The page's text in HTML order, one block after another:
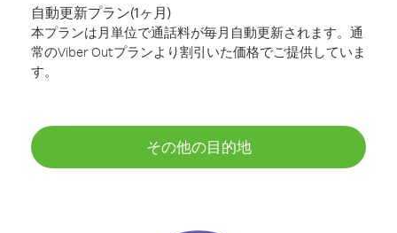
自動更新プラン(1ヶ月)
本プランは月単位で通話料が毎月自動更新されます。通
常のViber Outプランより割引いた価格でご提供していま
す。
その他の目的地